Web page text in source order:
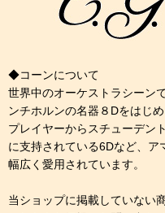
◆コーンについて
世界中のオーケストラシーン
ンチホルンの名器８Dをはじ
プレイヤーからスチューデン
に支持されている6Dなど、
幅広く愛用されています。
当ショップに掲載していない